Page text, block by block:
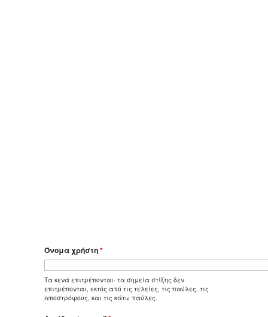
Όνομα χρήστη*
Τα κενά επιτρέπονται· τα σημεία στίξης δεν
επιτρέπονται, εκτός από τις τελείες, τις παύλες, τις
αποστρόφους, και τις κάτω παύλες.